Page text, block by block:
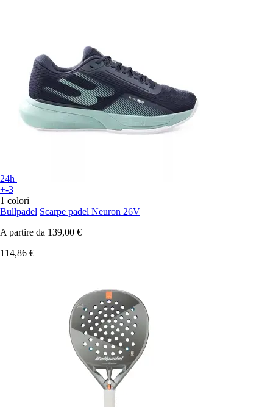
24h
+-3
1 colori
Bullpadel Scarpe padel Neuron 26V
A partire da 139,00 €
114,86 €